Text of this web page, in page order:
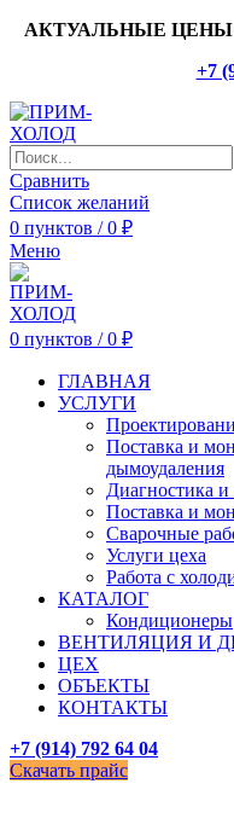
АКТУАЛЬНЫЕ ЦЕНЫ
+7
Сравнить
Список желаний
0 пунктов / 0 ₽
Меню
0 пунктов / 0 ₽
ГЛАВНАЯ
УСЛУГИ
Поставка и
дымоудаления
Диагностика
Поставка и
Сварочные
Услуги цеха
Работа с
КАТАЛОГ
Кондиционеры
ВЕНТИЛЯЦИЯ И
ЦЕХ
ОБЪЕКТЫ
КОНТАКТЫ
+7 (914) 792 64 04
Скачать прайс